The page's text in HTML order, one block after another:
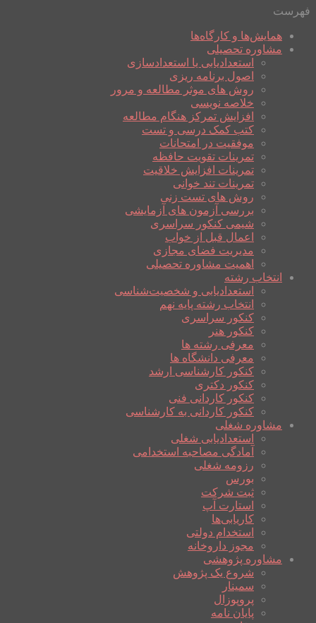
فهرست
همایش‌ها و کارگاه‌ها
مشاوره تحصیلی
استعدادیابی یا استعدادسازی
اصول برنامه ریزی
روش های موثر مطالعه و مرور
خلاصه نویسی
افزایش تمرکز هنگام مطالعه
کتب کمک درسی و تست
موفقیت در امتحانات
تمرینات تقویت حافظه
تمرینات افزایش خلاقیت
تمرینات تند خوانی
روش های تست زنی
بررسی آزمون های آزمایشی
شیمی کنکور سراسری
اعمال قبل از خواب
مدیریت فضای مجازی
اهمیت مشاوره تحصیلی
انتخاب رشته
استعدادیابی و شخصیت‌شناسی
انتخاب رشته پایه نهم
کنکور سراسری
کنکور هنر
معرفی رشته ها
معرفی دانشگاه ها
کنکور کارشناسی ارشد
کنکور دکتری
کنکور کاردانی فنی
کنکور کاردانی به کارشناسی
مشاوره شغلی
استعدادیابی شغلی
آمادگی مصاحبه استخدامی
رزومه شغلی
بورس
ثبت شرکت
استارت آپ
کاریابی‌ها
استخدام دولتی
مجوز داروخانه
مشاوره پژوهشی
شروع یک پژوهش
سمینار
پروپوزال
پایان نامه